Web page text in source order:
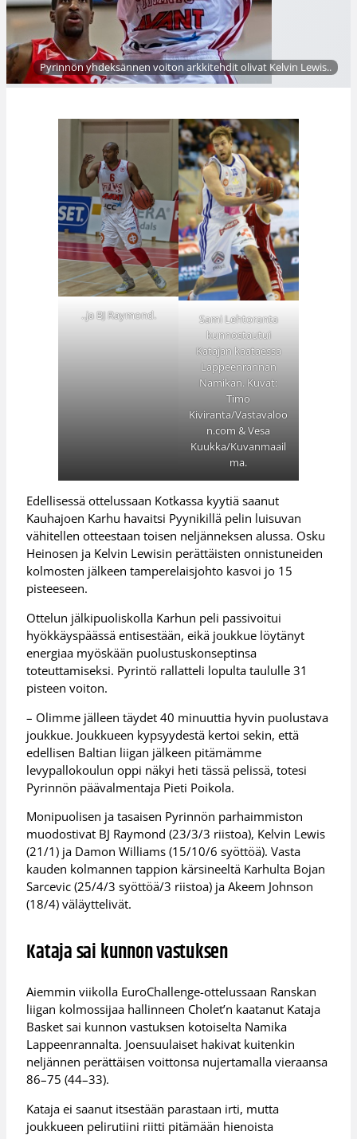
Pyrinnön yhdeksännen voiton arkkitehdit olivat Kelvin Lewis..
..ja BJ Raymond.
Sami Lehtoranta
kunnostautui
Katajan kaataessa
Lappeenrannan
Namikan. Kuvat:
Timo
Kiviranta/Vastavaloo
n.com & Vesa
Kuukka/Kuvanmaail
ma.
Edellisessä ottelussaan Kotkassa kyytiä saanut
Kauhajoen Karhu havaitsi Pyynikillä pelin luisuvan
vähitellen otteestaan toisen neljänneksen alussa. Osku
Heinosen ja Kelvin Lewisin perättäisten onnistuneiden
kolmosten jälkeen tamperelaisjohto kasvoi jo 15
pisteeseen.
Ottelun jälkipuoliskolla Karhun peli passivoitui
hyökkäyspäässä entisestään, eikä joukkue löytänyt
energiaa myöskään puolustuskonseptinsa
toteuttamiseksi. Pyrintö rallatteli lopulta taululle 31
pisteen voiton.
– Olimme jälleen täydet 40 minuuttia hyvin puolustava
joukkue. Joukkueen kypsyydestä kertoi sekin, että
edellisen Baltian liigan jälkeen pitämämme
levypallokoulun oppi näkyi heti tässä pelissä, totesi
Pyrinnön päävalmentaja Pieti Poikola.
Monipuolisen ja tasaisen Pyrinnön parhaimmiston
muodostivat BJ Raymond (23/3/3 riistoa), Kelvin Lewis
(21/1) ja Damon Williams (15/10/6 syöttöä). Vasta
kauden kolmannen tappion kärsineeltä Karhulta Bojan
Sarcevic (25/4/3 syöttöä/3 riistoa) ja Akeem Johnson
(18/4) väläyttelivät.
Kataja sai kunnon vastuksen
Aiemmin viikolla EuroChallenge-ottelussaan Ranskan
liigan kolmossijaa hallinneen Cholet’n kaatanut Kataja
Basket sai kunnon vastuksen kotoiselta Namika
Lappeenrannalta. Joensuulaiset hakivat kuitenkin
neljännen perättäisen voittonsa nujertamalla vieraansa
86–75 (44–33).
Kataja ei saanut itsestään parastaan irti, mutta
joukkueen pelirutiini riitti pitämään hienoista